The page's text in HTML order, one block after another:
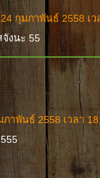
24 กุมภาพันธ์ 2558 เว
งนะ 55
ภาพันธ์ 2558 เวลา